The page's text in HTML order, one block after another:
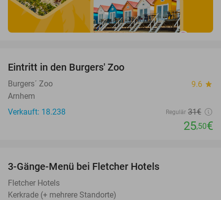
Eintritt in den Burgers' Zoo
Burgers´ Zoo 9.6 star
Arnhem
Verkauft: 18.238
Regulär 31€
25,50€
3-Gänge-Menü bei Fletcher Hotels
Fletcher Hotels
Kerkrade (+ mehrere Standorte)